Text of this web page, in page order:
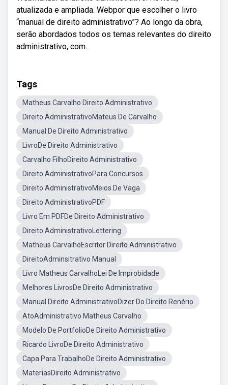
atualizada e ampliada. Webpor que escolher o livro
“manual de direito administrativo”? Ao longo da obra,
serão abordados todos os temas relevantes do direito
administrativo, com.
Tags
Matheus Carvalho Direito Administrativo
Direito AdministrativoMateus De Carvalho
Manual De Direito Administrativo
LivroDe Direito Administrativo
Carvalho FilhoDireito Administrativo
Direito AdministrativoPara Concursos
Direito AdministrativoMeios De Vaga
Direito AdministrativoPDF
Livro Em PDFDe Direito Administrativo
Direito AdministrativoLettering
Matheus CarvalhoEscritor Direito Administrativo
DireitoAdminsitrativo Manual
Livro Matheus CarvalhoLei De Improbidade
Melhores LivrosDe Direito Administrativo
Manual Direito AdministrativoDizer Do Direito Renério
AtoAdministrativo Matheus Carvalho
Modelo De PortfolioDe Direito Administrativo
Ricardo LivroDe Direito Administrativo
Capa Para TrabalhoDe Direito Administrativo
MateriasDireito Administrativo